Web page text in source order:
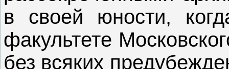
в своей юности,
факультете
без всяких